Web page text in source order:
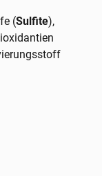
(Sulfite),